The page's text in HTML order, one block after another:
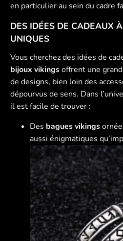
en particulier au sein du cadre
DES IDÉES DE CADEAUX
UNIQUES
Vous cherchez des idées de
bijoux vikingsoffrent une
de designs, bien loin des
dépourvus de sens. Dans
il est facile de trouver :
Des bagues vikings
aussi énigmatiques